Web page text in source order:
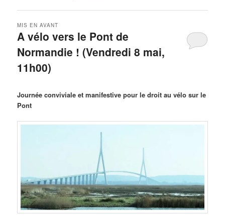
A vélo vers le Pont de
Normandie ! (Vendredi 8 mai,
11h00)
MIS EN AVANT
Journée conviviale et manifestive pour le droit au vélo sur le
Pont